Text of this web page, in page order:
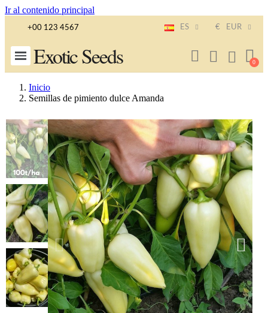
Ir al contenido principal
+00 123 4567 ES € EUR
Exotic Seeds
Inicio
Semillas de pimiento dulce Amanda